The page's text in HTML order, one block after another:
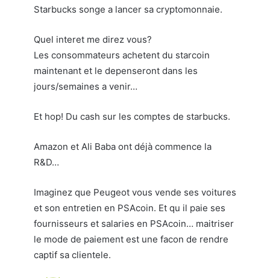
Starbucks songe a lancer sa cryptomonnaie.
Quel interet me direz vous?
Les consommateurs achetent du starcoin
maintenant et le depenseront dans les
jours/semaines a venir…
Et hop! Du cash sur les comptes de starbucks.
Amazon et Ali Baba ont déjà commence la
R&D…
Imaginez que Peugeot vous vende ses voitures
et son entretien en PSAcoin. Et qu il paie ses
fournisseurs et salaries en PSAcoin… maitriser
le mode de paiement est une facon de rendre
captif sa clientele.